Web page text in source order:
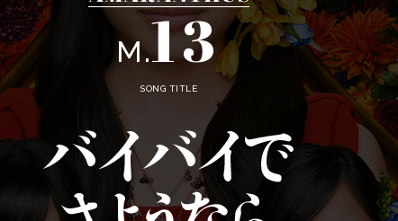
M.13
SONG TITLE